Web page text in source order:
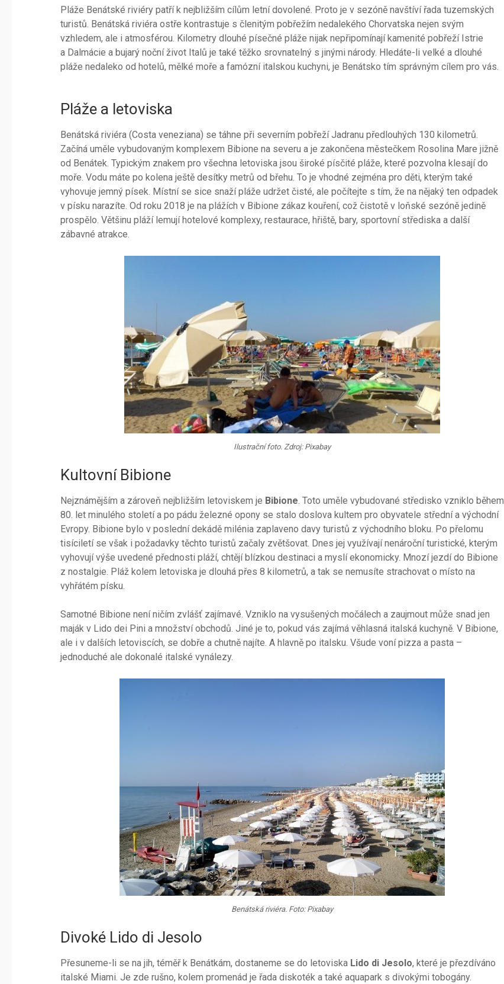
Pláže Benátské riviéry patří k nejbližším cílům letní dovolené. Proto je v sezóně navštíví řada tuzemských
turistů. Benátská riviéra ostře kontrastuje s členitým pobřežím nedalekého Chorvatska nejen svým
vzhledem, ale i atmosférou. Kilometry dlouhé písečné pláže nijak nepřipomínají kamenité pobřeží Istrie
a Dalmácie a bujarý noční život Italů je také těžko srovnatelný s jinými národy. Hledáte-li velké a dlouhé
pláže nedaleko od hotelů, mělké moře a famózní italskou kuchyni, je Benátsko tím správným cílem pro vás.
Pláže a letoviska
Benátská riviéra (Costa veneziana) se táhne při severním pobřeží Jadranu předlouhých 130 kilometrů.
Začíná uměle vybudovaným komplexem Bibione na severu a je zakončena městečkem Rosolina Mare jižně
od Benátek. Typickým znakem pro všechna letoviska jsou široké písčité pláže, které pozvolna klesají do
moře. Vodu máte po kolena ještě desítky metrů od břehu. To je vhodné zejména pro děti, kterým také
vyhovuje jemný písek. Místní se sice snaží pláže udržet čisté, ale počítejte s tím, že na nějaký ten odpadek
v písku narazíte. Od roku 2018 je na plážích v Bibione zákaz kouření, což čistotě v loňské sezóně jedině
prospělo. Většinu pláží lemují hotelové komplexy, restaurace, hřiště, bary, sportovní střediska a další
zábavné atrakce.
Ilustrační foto. Zdroj: Pixabay
Kultovní Bibione
Nejznámějším a zároveň nejbližším letoviskem je Bibione. Toto uměle vybudované středisko vzniklo během
80. let minulého století a po pádu železné opony se stalo doslova kultem pro obyvatele střední a východní
Evropy. Bibione bylo v poslední dekádě milénia zaplaveno davy turistů z východního bloku. Po přelomu
tisíciletí se však i požadavky těchto turistů začaly zvětšovat. Dnes jej využívají nenároční turistické, kterým
vyhovují výše uvedené přednosti pláží, chtějí blízkou destinaci a myslí ekonomicky. Mnozí jezdí do Bibione
z nostalgie. Pláž kolem letoviska je dlouhá přes 8 kilometrů, a tak se nemusíte strachovat o místo na
vyhřátém písku.
Samotné Bibione není ničím zvlášť zajímavé. Vzniklo na vysušených močálech a zaujmout může snad jen
maják v Lido dei Pini a množství obchodů. Jiné je to, pokud vás zajímá věhlasná italská kuchyně. V Bibione,
ale i v dalších letoviscích, se dobře a chutně najíte. A hlavně po italsku. Všude voní pizza a pasta –
jednoduché ale dokonalé italské vynálezy.
Benátská riviéra. Foto: Pixabay
Divoké Lido di Jesolo
Přesuneme-li se na jih, téměř k Benátkám, dostaneme se do letoviska Lido di Jesolo, které je přezdíváno
italské Miami. Je zde rušno, kolem promenád je řada diskoték a také aquapark s divokými tobogány.